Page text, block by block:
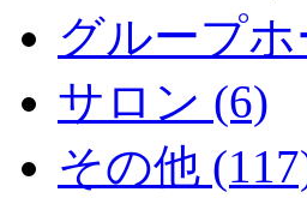
グループ
サロン (6)
その他